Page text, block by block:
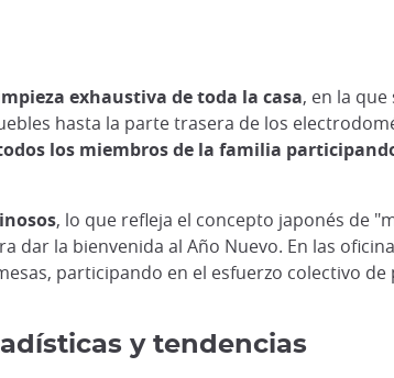
exhaustiva de toda la casa, en la
hasta la parte trasera de los
los miembros de la familia
, lo que refleja el concepto japonés de
la bienvenida al Año Nuevo. En las
participando en el esfuerzo colectivo
y tendencias